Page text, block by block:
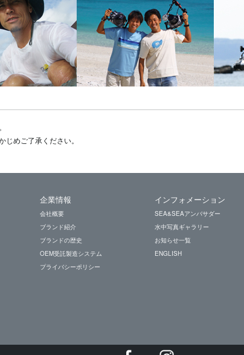
めご了承ください。
企業情報
会社概要
ブランド紹介
ブランドの歴史
OEM受託製造システム
プライバシーポリシー
インフォメーション
SEA&SEAアンバサダー
水中写真ギャラリー
お知らせ一覧
ENGLISH